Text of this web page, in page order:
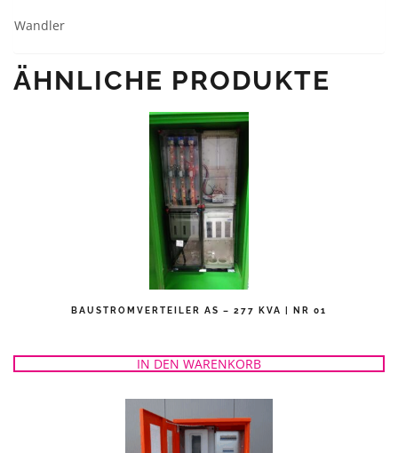
Wandler
ÄHNLICHE PRODUKTE
BAUSTROMVERTEILER AS – 277 KVA | NR 01
IN DEN WARENKORB